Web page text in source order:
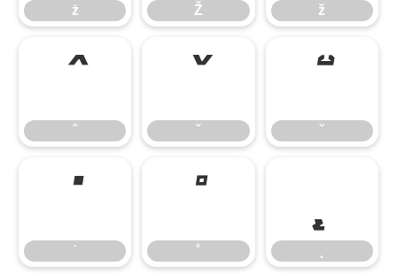
ż Ž ž
ˆ
ˆ
ˇ
ˇ
˘
˘
˙
˙
˚
˚